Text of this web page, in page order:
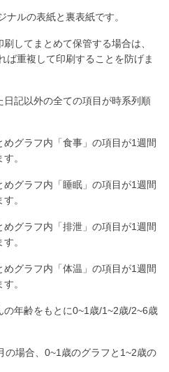
ルの表紙と裏表紙です。
してまとめて保管する場合は、
ば重複して印刷することを防げま
記以外の全ての項目が時系列順
グラフ内「食事」の項目が1週間
。
グラフ内「睡眠」の項目が1週間
。
グラフ内「排泄」の項目が1週間
。
グラフ内「体温」の項目が1週間
。
年齢をもとに0~1歳/1~2歳/2~6歳
の場合、0~1歳のグラフと1~2歳の